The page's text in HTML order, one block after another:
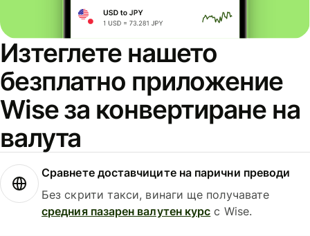
Изтеглете нашето
безплатно приложение
Wise за конвертиране на
валута
Сравнете доставчиците на парични преводи
Без скрити такси, винаги ще получавате
средния пазарен валутен курс с Wise.